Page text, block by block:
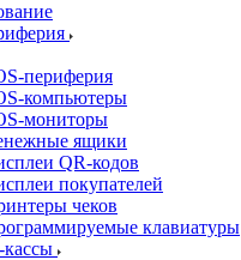
периферия
компьютеры
мониторы
ящики
QR-кодов
покупателей
чеков
клавиатуры